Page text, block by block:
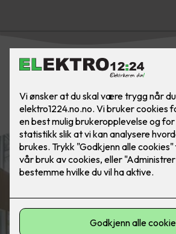
Fremhev design,
beste trekkene i